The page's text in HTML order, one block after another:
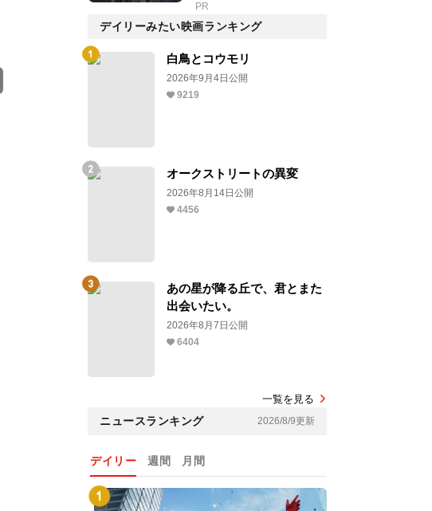
PR
デイリーみたい映画ランキング
白鳥とコウモリ
2026年9月4日公開
9219
オークストリートの異変
2026年8月14日公開
4456
あの星が降る丘で、君とまた
出会いたい。
2026年8月7日公開
6404
一覧を見る
ニュースランキング 2026/8/9更新
デイリー 週間 月間